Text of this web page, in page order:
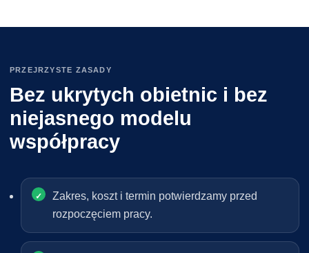
PRZEJRZYSTE ZASADY
Bez ukrytych obietnic i bez
niejasnego modelu
współpracy
Zakres, koszt i termin potwierdzamy przed
rozpoczęciem pracy.